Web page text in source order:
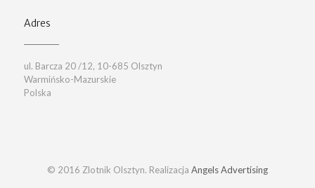
Adres
ul. Barcza 20 /12, 10-685 Olsztyn
Warmińsko-Mazurskie
Polska
© 2016 Zlotnik Olsztyn. Realizacja Angels Advertising